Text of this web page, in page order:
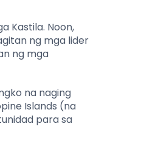
Kastila. Noon,
ng mga lider
ng mga
na naging
Islands (na
para sa